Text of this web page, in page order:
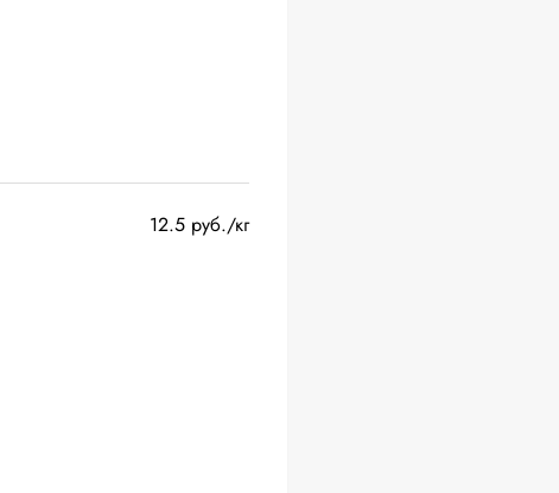
12.5 руб./кг